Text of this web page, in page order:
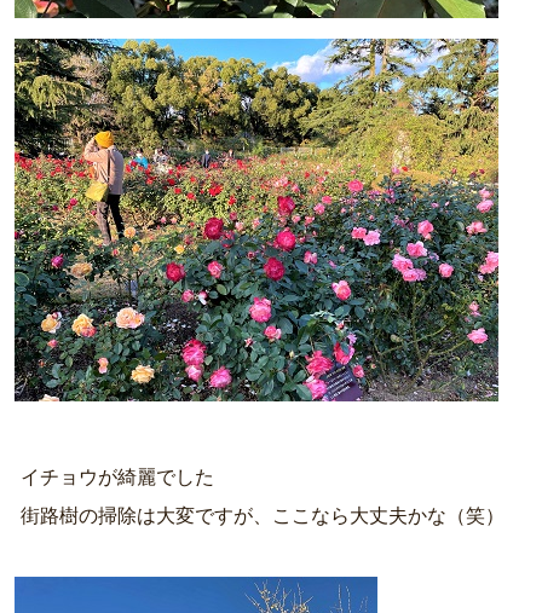
イチョウが綺麗でした
街路樹の掃除は大変ですが、ここなら大丈夫かな（笑）